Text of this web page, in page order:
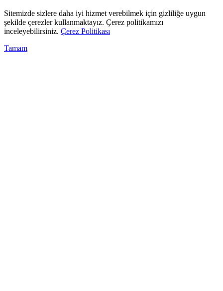
Sitemizde sizlere daha iyi hizmet verebilmek için gizliliğe uygun
şekilde çerezler kullanmaktayız. Çerez politikamızı
inceleyebilirsiniz. Çerez Politikası
Tamam